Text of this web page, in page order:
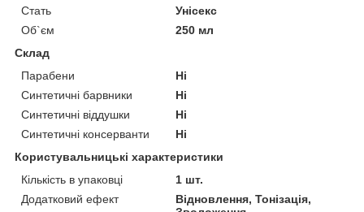
Стать
Унісекс
Об`єм
250 мл
Склад
Парабени
Ні
Синтетичні барвники
Ні
Синтетичні віддушки
Ні
Синтетичні консерванти
Ні
Користувальницькі характеристики
Кількість в упаковці
1 шт.
Додатковий ефект
Відновлення, Тонізація,